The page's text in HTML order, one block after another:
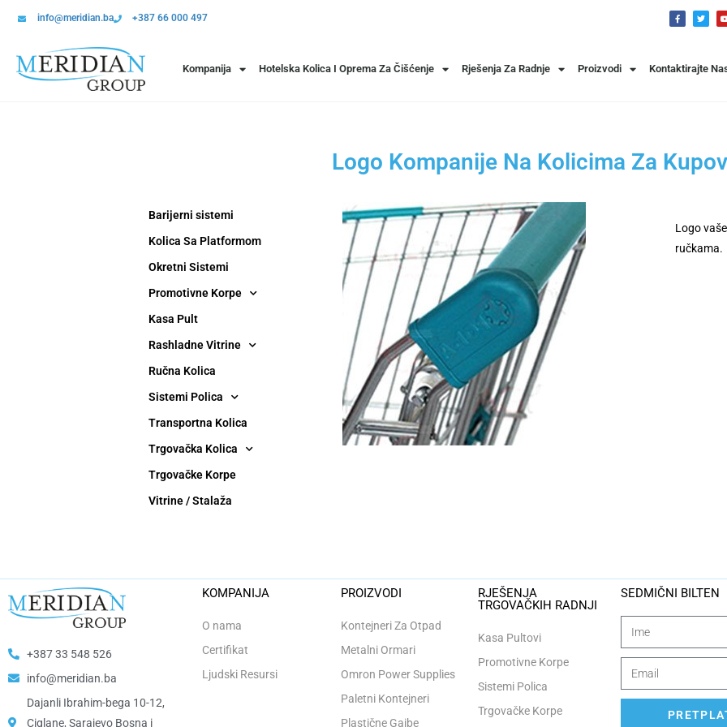
info@meridian.ba +387 66 000 497
Kompanija Hotelska Kolica I Oprema Za Čišćenje Rješenja Za Radnje Proizvodi Kontaktirajte
Logo Kompanije Na Kolicima Za
Barijerni sistemi
Kolica Sa Platformom
Okretni Sistemi
Promotivne Korpe
Kasa Pult
Rashladne Vitrine
Ručna Kolica
Sistemi Polica
Transportna Kolica
Trgovačka Kolica
Trgovačke Korpe
Vitrine / Stalaža
Logo
ručkama.
+387 33 548 526
info@meridian.ba
Dajanli Ibrahim-bega 10-12,
Ciglane, Sarajevo Bosna i
KOMPANIJA
O nama
Certifikat
Ljudski Resursi
PROIZVODI
Kontejneri Za Otpad
Metalni Ormari
Omron Power Supplies
Paletni Kontejneri
Plastične Gajbe
RJEŠENJA
TRGOVAČKIH RADNJI
Kasa Pultovi
Promotivne Korpe
Sistemi Polica
Trgovačke Korpe
SEDMIČNI BILTEN